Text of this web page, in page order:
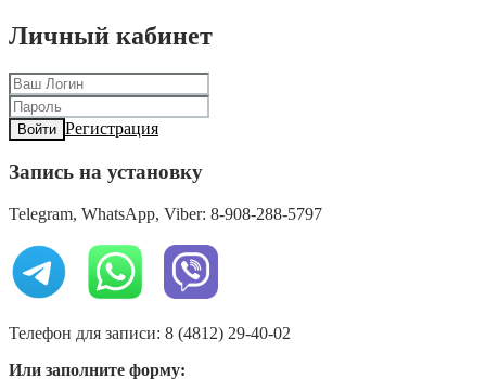
Личный кабинет
Войти Регистрация
Запись на установку
Telegram, WhatsApp, Viber: 8-908-288-5797
Телефон для записи: 8 (4812) 29-40-02
Или заполните форму: